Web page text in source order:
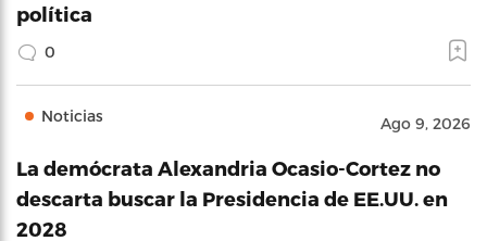
política
0
Noticias Ago 9, 2026
La demócrata Alexandria Ocasio-Cortez no
descarta buscar la Presidencia de EE.UU. en
2028